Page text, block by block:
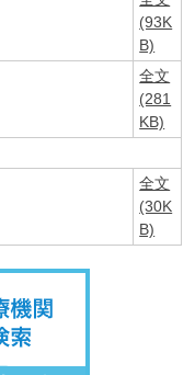
(93K
B)
全文
(281
KB)
全文
(30K
B)